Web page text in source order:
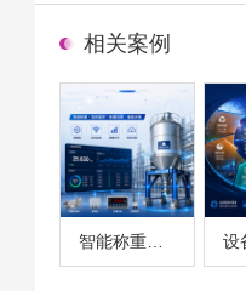
相关案例
智能称重系统案例